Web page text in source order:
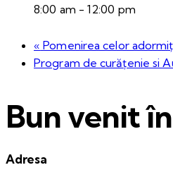
8:00 am - 12:00 pm
« Pomenirea celor
Program de curățenie si
Bun venit
Adresa